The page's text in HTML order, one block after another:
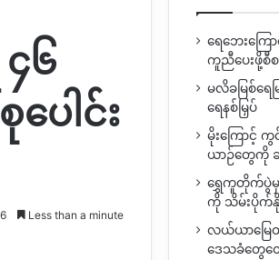
၆
ေါင်း
Less than a minute
ရေဘေးကြေ
ကူညီပေးဖို့စီစ
မလိခမြစ်ရေ
ရေနစ်မြှပ်
မိုးကြောင့်
ယာဉ်တွေကို
ရွှေကူတိုက်ပွဲမှ
ကို သိမ်းပိုက်နိုင်
လယ်ယာမြေ
ဒေသခံတွေတ